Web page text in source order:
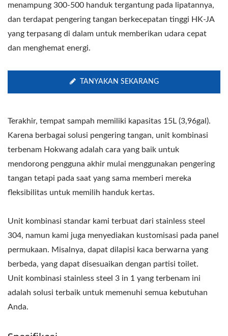
menampung 300-500 handuk tergantung pada lipatannya,
dan terdapat pengering tangan berkecepatan tinggi HK-JA
yang terpasang di dalam untuk memberikan udara cepat
dan menghemat energi.
TANYAKAN SEKARANG
Terakhir, tempat sampah memiliki kapasitas 15L (3,96gal).
Karena berbagai solusi pengering tangan, unit kombinasi
terbenam Hokwang adalah cara yang baik untuk
mendorong pengguna akhir mulai menggunakan pengering
tangan tetapi pada saat yang sama memberi mereka
fleksibilitas untuk memilih handuk kertas.
Unit kombinasi standar kami terbuat dari stainless steel
304, namun kami juga menyediakan kustomisasi pada panel
permukaan. Misalnya, dapat dilapisi kaca berwarna yang
berbeda, yang dapat disesuaikan dengan partisi toilet.
Unit kombinasi stainless steel 3 in 1 yang terbenam ini
adalah solusi terbaik untuk memenuhi semua kebutuhan
Anda.